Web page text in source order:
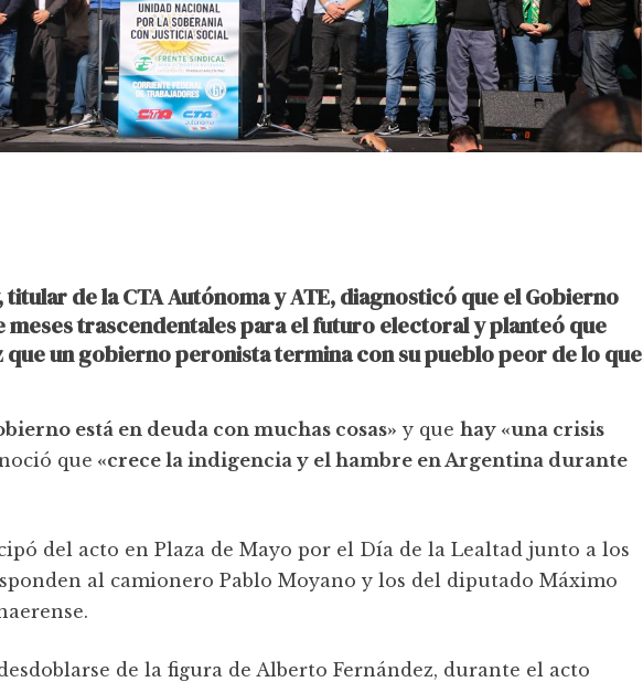
de la CTA Autónoma y ATE, diagnosticó que el Gobierno
meses trascendentales para el futuro electoral y planteó que
que un gobierno peronista termina con su pueblo peor de lo que
está en deuda con muchas cosas» y que hay «una crisis
que «crece la indigencia y el hambre en Argentina durante
del acto en Plaza de Mayo por el Día de la Lealtad junto a los
al camionero Pablo Moyano y los del diputado Máximo
de la figura de Alberto Fernández, durante el acto